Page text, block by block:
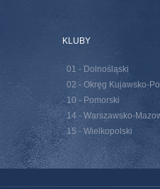
KLUBY
01 - Dolnośląski
02 - Okręg Kujawsko-
10 - Pomorski
14 - Warszawsko-
15 - Wielkopolski